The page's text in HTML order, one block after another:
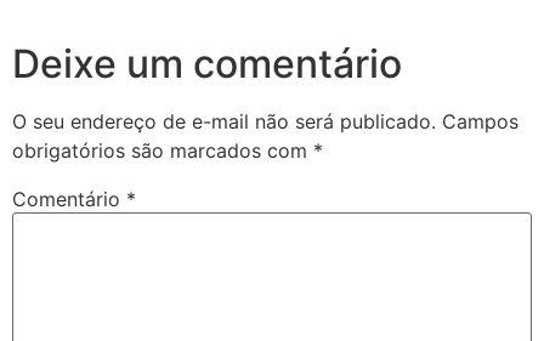
Deixe um comentário
O seu endereço de e-mail não será publicado. Campos
obrigatórios são marcados com *
Comentário *